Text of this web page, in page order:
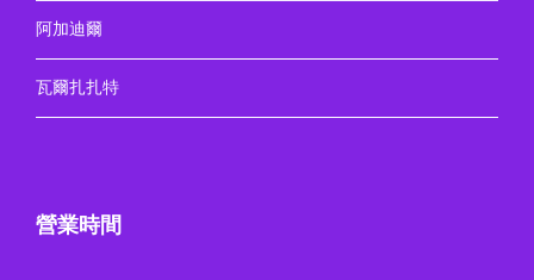
阿加迪爾
瓦爾扎扎特
營業時間